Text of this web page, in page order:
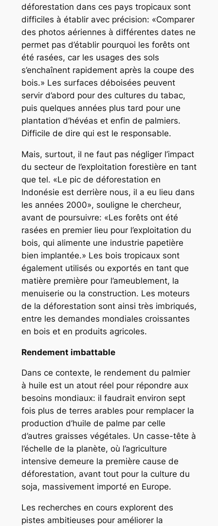
déforestation dans ces pays tropicaux sont
difficiles à établir avec précision: «Comparer
des photos aériennes à différentes dates ne
permet pas d’établir pourquoi les forêts ont
été rasées, car les usages des sols
s’enchaînent rapidement après la coupe des
bois.» Les surfaces déboisées peuvent
servir d’abord pour des cultures du tabac,
puis quelques années plus tard pour une
plantation d’hévéas et enfin de palmiers.
Difficile de dire qui est le responsable.
Mais, surtout, il ne faut pas négliger l’impact
du secteur de l’exploitation forestière en tant
que tel. «Le pic de déforestation en
Indonésie est derrière nous, il a eu lieu dans
les années 2000», souligne le chercheur,
avant de poursuivre: «Les forêts ont été
rasées en premier lieu pour l’exploitation du
bois, qui alimente une industrie papetière
bien implantée.» Les bois tropicaux sont
également utilisés ou exportés en tant que
matière première pour l’ameublement, la
menuiserie ou la construction. Les moteurs
de la déforestation sont ainsi très imbriqués,
entre les demandes mondiales croissantes
en bois et en produits agricoles.
Rendement imbattable
Dans ce contexte, le rendement du palmier
à huile est un atout réel pour répondre aux
besoins mondiaux: il faudrait environ sept
fois plus de terres arables pour remplacer la
production d’huile de palme par celle
d’autres graisses végétales. Un casse-tête à
l’échelle de la planète, où l’agriculture
intensive demeure la première cause de
déforestation, avant tout pour la culture du
soja, massivement importé en Europe.
Les recherches en cours explorent des
pistes ambitieuses pour améliorer la